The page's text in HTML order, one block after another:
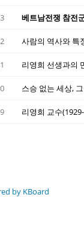
사람의 역사와 특
리영희 선생과의
스승 없는 세상,
리영희 교수
by KBoard